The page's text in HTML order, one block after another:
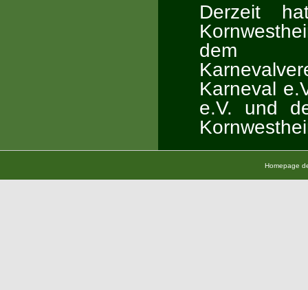
Derzeit
dem
Karneval
e.V. und
Homepage